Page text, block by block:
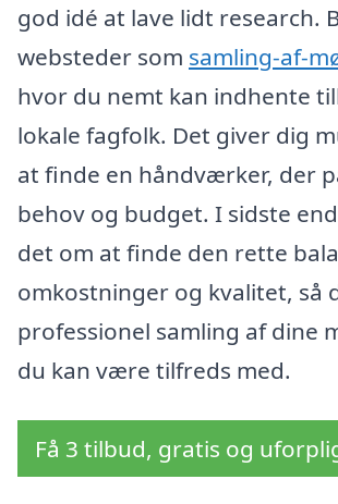
god idé at lave lidt research.
websteder som samling-af-
hvor du nemt kan indhente
lokale fagfolk. Det giver dig
at finde en håndværker, der
behov og budget. I sidste
det om at finde den rette
omkostninger og kvalitet, så
professionel samling af dine
du kan være tilfreds med.
Få 3 tilbud, gratis og